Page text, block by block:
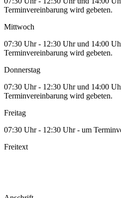
Terminvereinbarung wird gebeten.
Mittwoch
07:30 Uhr - 12:30 Uhr und 14:00
Terminvereinbarung wird gebeten.
Donnerstag
07:30 Uhr - 12:30 Uhr und 14:00
Terminvereinbarung wird gebeten.
Freitag
07:30 Uhr - 12:30 Uhr - um
Freitext